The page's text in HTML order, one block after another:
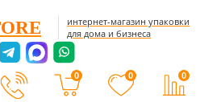
интернет-магазин упаковки
для дома и бизнеса
0 0 0